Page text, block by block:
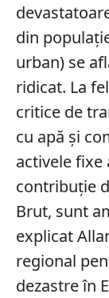
din
urban) se
ridicat. La
critice de
cu apă şi
activele fixe
contribuţie
Brut, sunt
explicat
regional
dezastre în